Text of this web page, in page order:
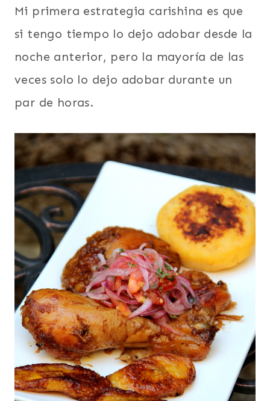
Mi primera estrategia carishina es que
si tengo tiempo lo dejo adobar desde la
noche anterior, pero la mayoría de las
veces solo lo dejo adobar durante un
par de horas.